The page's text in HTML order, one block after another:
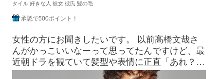
タイル 好きな人 彼女 彼氏 髪の毛
承認で500ポイント！
女性の方にお聞きしたいです。 以前高橋文哉さ
んがかっこいいなーって思ってたんですけど、最
近朝ドラを観ていて髪型や表情に正直「あれ？こ
んなんだっけ？」みたいにな